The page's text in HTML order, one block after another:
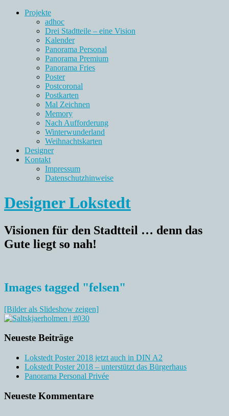
Projekte
adhoc
Drei Stadtteile – eine Vision
Kalender
Panorama Personal
Panorama Premium
Panorama Fries
Poster
Postcoronal
Postkarten
Mal Zeichnen
Memory
Nach Aufforderung
Winterwunderland
Weihnachtskarten
Designer
Kontakt
Impressum
Datenschutzhinweise
Designer Lokstedt
Visionen für den Stadtteil … denn das
Gute liegt so nah!
Images tagged "felsen"
[Bilder als Slideshow zeigen]
Neueste Beiträge
Lokstedt Poster 2018 jetzt auch in DIN A2
Lokstedt Poster 2018 – unterstützt das Bürgerhaus
Panorama Personal Privée
Neueste Kommentare